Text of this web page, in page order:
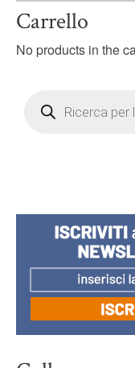
Carrello
No products in the
search